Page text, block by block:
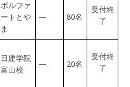
ボルファ
ートとや
ま
— 80名
受付終
了
日建学院
富山校
— 20名
受付終
了